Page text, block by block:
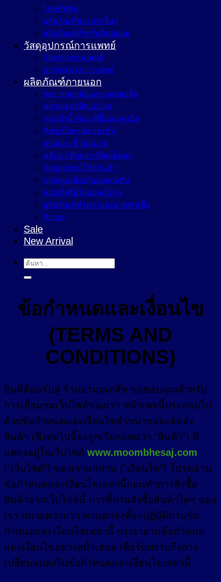
ไหมขัดฟัน
ผลิตภัณฑ์ช่องปากอื่นๆ
ผลิตภัณฑ์สำหรับฟันปลอม
วัสดุอุปกรณ์การแพทย์
วัสดุทางการแพทย์
อุปกรณ์ทางการแพทย์
ผลิตภัณฑ์ภายนอก
ถุงยางอนามัยและเจลหล่อลื่น
พลาสเตอร์ติดแก้ปวด
กระเป๋าน้ำร้อน-ที่ปั๊มนม-ถุงมือ
ทิชชูเปียก-แผ่นรองซับ
ยาหม่อง-น้ำมันนวด
ตลับยา-ที่บดยา-ที่ตัดเม็ดยา
วัสดุอุปกรณ์ใช้ส่วนตัว
กลุ่มดูแลป้องกันแผลกดทับ
สเปรย์ครีมไล่แมลงไล่ยุง
ผลิตภัณฑ์ทำความสะอาดฆ่าเชื้อ
จิปาถะ
Sale
New Arrival
ค้นหา:
ข้อกำหนดและเงื่อนไข
(TERMS AND
CONDITIONS)
ยินดีต้อนรับสู่ ร้านยามุมเภสัช ขอขอบคุณสำหรับ
การเยี่ยมชมเว็บไซต์ของเรา หน้าเพจนี้ประกอบไป
ด้วยข้อกำหนดและเงื่อนไขจำหน่ายและจัดส่ง
สินค้า (ซึ่งต่อไปนี้จะถูกเรียกแทนว่า “สินค้า”) ที่
แสดงอยู่ในเว็บไซต์ www.moombhesaj.com
(“เว็บไซต์”) ของเราแก่ท่าน (“เงื่อนไข”) โปรดอ่าน
ข้อกำหนดและเงื่อนไขเหล่านี้ก่อนทำการสั่งซื้อ
สินค้าจากเว็บไซต์นี้ การที่ท่านสั่งซื้อสินค้าใดๆ ของ
เรา หมายความว่า ท่านตกลงที่จะปฏิบัติตามข้อ
กำหนดและเงื่อนไขเหล่านี้ กรุณาอ่านข้อกำหนด
และเงื่อนไขอย่างสม่ำเสมอ เพื่อรับทราบถึงการ
เปลี่ยนแปลงในข้อกำหนดและเงื่อนไขเหล่านี้